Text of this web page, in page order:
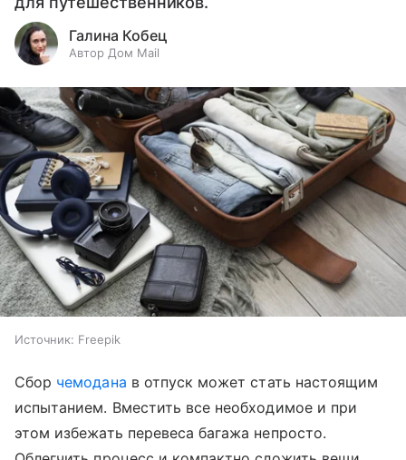
Галина Кобец
Автор Дом Mail
Источник: Freepik
Сбор чемодана в отпуск может стать настоящим
испытанием. Вместить все необходимое и при
этом избежать перевеса багажа непросто.